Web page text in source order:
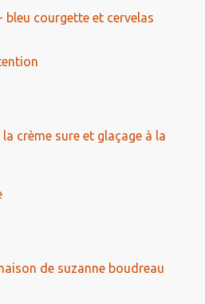
bleu courgette et cervelas
crème sure et glaçage à la
de suzanne boudreau